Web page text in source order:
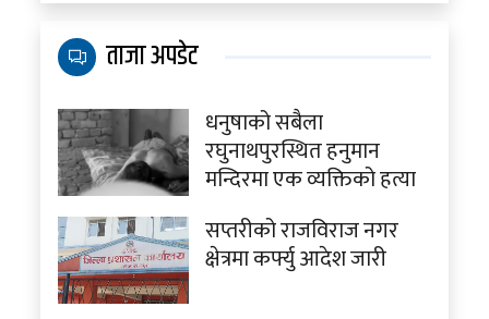
ताजा अपडेट
धनुषाको सबैला
रघुनाथपुरस्थित हनुमान
मन्दिरमा एक व्यक्तिको हत्या
सप्तरीको राजविराज नगर
क्षेत्रमा कर्फ्यु आदेश जारी